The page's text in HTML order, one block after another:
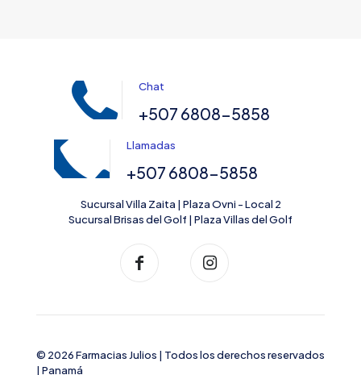
Chat
+507 6808-5858
Llamadas
+507 6808-5858
Sucursal Villa Zaita | Plaza Ovni - Local 2
Sucursal Brisas del Golf | Plaza Villas del Golf
© 2026 Farmacias Julios | Todos los derechos reservados
| Panamá